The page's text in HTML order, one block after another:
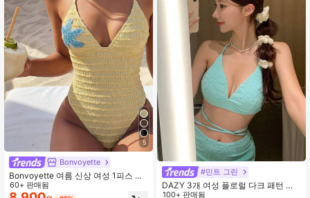
5
Bonvoyette
Bonvoyette 여름 신상 여성 1피스 수
영복, 옐로우 질감 원단에 블루 스타
장식, 홀터 디자인, 해변, 수영장, 리조
60+ 판매됨
#민트 그린
DAZY 3개 여성 플로럴 다크 패턴 텍
스처 패브릭 비키니 세트, 홀터 홀터
100+ 판매됨